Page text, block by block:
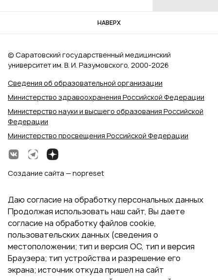
НАВЕРХ
Сведения об образовательной организации
Министерство здравоохранения Российской Федерации
Министерство науки и высшего образования Российской
Федерации
Министерство просвещения Российской Федерации
© Саратовский государственный медицинский
университет им. В. И. Разумовского, 2000‑2026
Создание сайта — nopreset
Даю согласие на обработку персональных данных
Продолжая использовать наш сайт, Вы даете
согласие на обработку файлов cookie,
пользовательских данных (сведения о
местоположении; тип и версия ОС, тип и версия
Браузера; тип устройства и разрешение его
экрана; источник откуда пришел на сайт